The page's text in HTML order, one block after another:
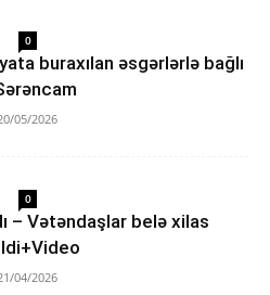
0
buraxılan əsgərlərlə bağlı
05/2026
0
– Vətəndaşlar belə xilas
04/2026